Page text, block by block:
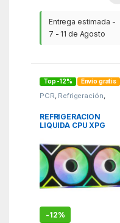
Entrega estimada -
7 - 11 de Agosto
Top -12% Envío gratis
PCR Refrigeración
Ventiladores
REFRIGERACION
LIQUIDA CPU XPG
BK
-12%